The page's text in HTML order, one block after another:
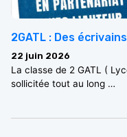
2GATL : Des
22 juin 2026
La classe de 2 GATL (
sollicitée tout au long …